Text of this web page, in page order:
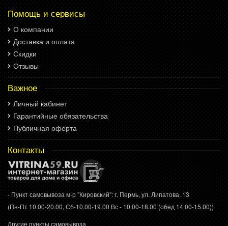
Помощь и сервисы
О компании
Доставка и оплата
Скидки
Отзывы
Важное
Личный кабинет
Гарантийные обязательства
Публичная оферта
Контакты
- Пункт самовывоза м-р "Кировский": г. Пермь, ул. Липатова, 13
(Пн-Пт 10.00-20.00, Сб-10.00-19.00 Вс - 10.00-18.00 (обед 14.00-15.00))
Другие пункты самовывоза